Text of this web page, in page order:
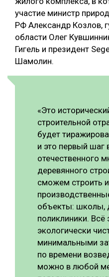
участие министр
РФ Александр Козлов,
области Олег
Гигель и президент
Шамолин.
«Это
строительной
будет
и это первый шаг
отечественного
деревянного
сможем строить
объекты: школы,
поликлиники. Всё
экологически
минимальными
по времени
можно в любой